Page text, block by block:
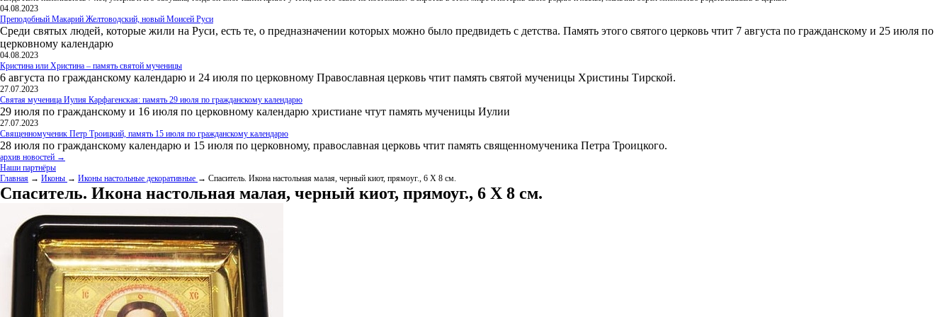
04.08.2023
Преподобный Макарий Желтоводский, новый Моисей Руси
Среди святых людей, которые жили на Руси, есть те, о предназначении которых можно было предвидеть с детства. Память этого святого церковь чтит 7 августа по гражданскому и 25 июля по
церковному календарю
04.08.2023
Кристина или Христина – память святой мученицы
6 августа по гражданскому календарю и 24 июля по церковному Православная церковь чтит память святой мученицы Христины Тирской.
27.07.2023
Святая мученица Иулия Карфагенская: память 29 июля по гражданскому календарю
29 июля по гражданскому и 16 июля по церковному календарю христиане чтут память мученицы Иулии
27.07.2023
Священномученик Петр Троицкий, память 15 июля по гражданскому календарю
28 июля по гражданскому календарю и 15 июля по церковному, православная церковь чтит память священномученика Петра Троицкого.
архив новостей →
Наши партнёры
Главная → Иконы → Иконы настольные декоративные → Спаситель. Икона настольная малая, черный киот, прямоуг., 6 Х 8 см.
Спаситель. Икона настольная малая, черный киот, прямоуг., 6 Х 8 см.